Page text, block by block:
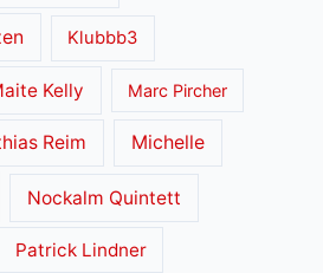
Klubbb3
Kelly Marc Pircher
Reim Michelle
Nockalm Quintett
Patrick Lindner